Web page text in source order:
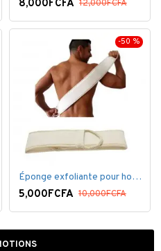
8,000FCFA 12,000FCFA
-50 %
Éponge exfoliante pour homme
5,000FCFA 10,000FCFA